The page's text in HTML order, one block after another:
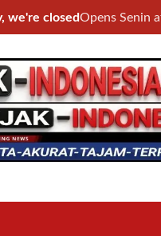
we're closedOpens Senin